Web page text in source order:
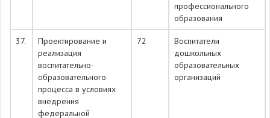
профессионального
образования
37.
Проектирование и
реализация
воспитательно-
образовательного
процесса в условиях
внедрения
федеральной
72
Воспитатели
дошкольных
образовательных
организаций